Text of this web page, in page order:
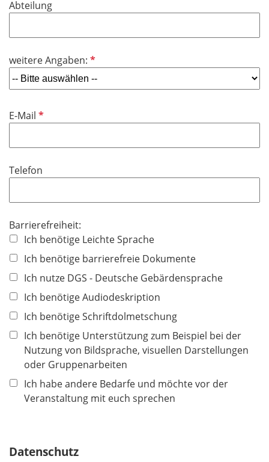
e
d
t
e
d
Abteilung
weitere Angaben: P
f
l
t
e
d
E-Mail P
c
t
e
l
d
Telefon
Barrierefreiheit:
Ich benötige Leichte Sprache
Ich benötige barrierefreie Dokumente
Ich nutze DGS - Deutsche Gebärdensprache
Ich benötige Audiodeskription
Ich benötige Schriftdolmetschung
Ich benötige Unterstützung zum Beispiel bei der
Nutzung von Bildsprache, visuellen Darstellungen
oder Gruppenarbeiten
Ich habe andere Bedarfe und möchte vor der
Veranstaltung mit euch sprechen
Datenschutz